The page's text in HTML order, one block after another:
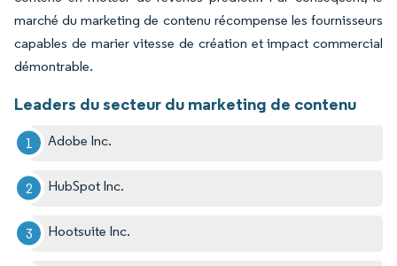
marché du marketing de contenu récompense les fournisseurs
capables de marier vitesse de création et impact commercial
démontrable.
Leaders du secteur du marketing de contenu
Adobe Inc.
HubSpot Inc.
Hootsuite Inc.